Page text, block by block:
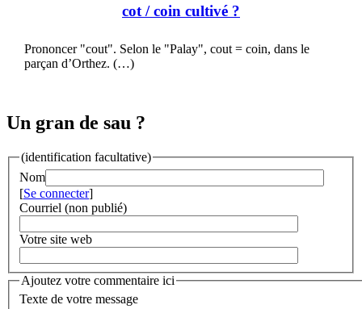
cot / coin cultivé ?
Prononcer "cout". Selon le "Palay", cout = coin, dans le
parçan d’Orthez. (…)
Un gran de sau ?
(identification facultative)
Nom
[Se connecter]
Courriel (non publié)
Votre site web
Ajoutez votre commentaire ici
Texte de votre message